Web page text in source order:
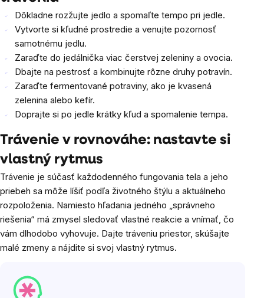
Dôkladne rozžujte jedlo a spomaľte tempo pri jedle.
Vytvorte si kľudné prostredie a venujte pozornosť
samotnému jedlu.
Zaraďte do jedálnička viac čerstvej zeleniny a ovocia.
Dbajte na pestrosť a kombinujte rôzne druhy potravín.
Zaraďte fermentované potraviny, ako je kvasená
zelenina alebo kefír.
Doprajte si po jedle krátky kľud a spomalenie tempa.
Trávenie v rovnováhe: nastavte si
vlastný rytmus
Trávenie je súčasť každodenného fungovania tela a jeho
priebeh sa môže líšiť podľa životného štýlu a aktuálneho
rozpoloženia. Namiesto hľadania jedného „správneho
riešenia“ má zmysel sledovať vlastné reakcie a vnímať, čo
vám dlhodobo vyhovuje. Dajte tráveniu priestor, skúšajte
malé zmeny a nájdite si svoj vlastný rytmus.